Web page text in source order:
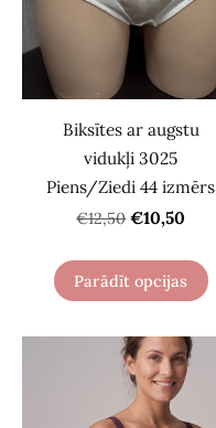
Biksītes ar augstu
vidukļi 3025
Piens/Ziedi 44 izmērs
€12,50 €10,50
Parādīt opcijas